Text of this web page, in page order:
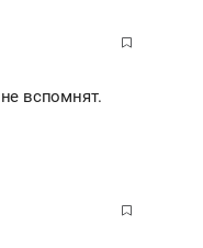
вспомнят.